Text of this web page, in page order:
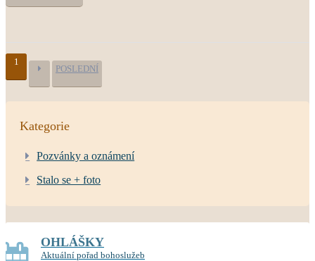
1
POSLEDNÍ
Kategorie
Pozvánky a oznámení
Stalo se + foto
OHLÁŠKY
Aktuální pořad bohoslužeb